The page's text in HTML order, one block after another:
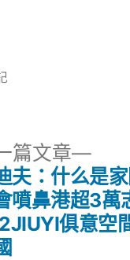
篇文章
下
一
篇
文
夫：什么是
噴鼻港超3萬
俱意空